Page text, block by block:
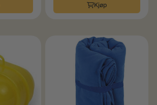
Kjøp